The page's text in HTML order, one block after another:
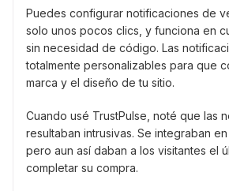
Puedes configurar notificaciones de
solo unos pocos clics, y funciona en
sin necesidad de código. Las
totalmente personalizables para que
marca y el diseño de tu sitio.
Cuando usé TrustPulse, noté que las
resultaban intrusivas. Se integraban
pero aun así daban a los visitantes el
completar su compra.